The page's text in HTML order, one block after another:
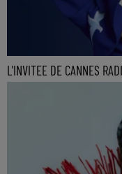
L'INVITEE DE CANNES